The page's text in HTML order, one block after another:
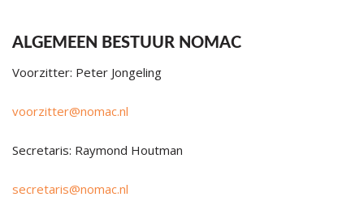
ALGEMEEN BESTUUR NOMAC
Voorzitter: Peter Jongeling
voorzitter@nomac.nl
Secretaris: Raymond Houtman
secretaris@nomac.nl